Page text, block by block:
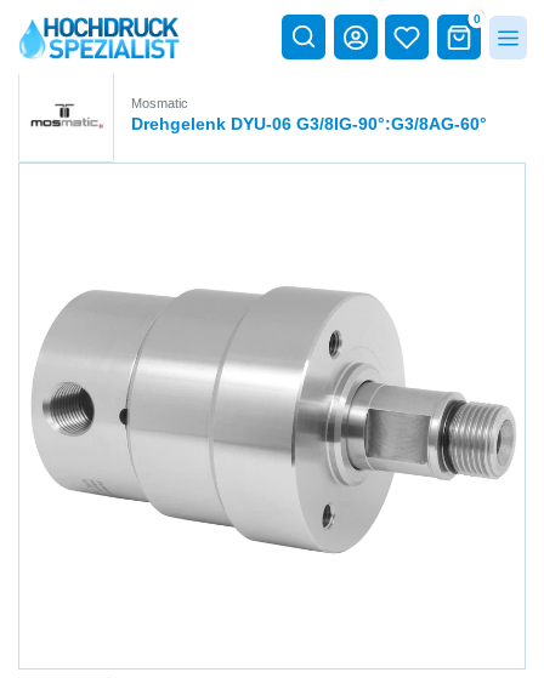
0
Mosmatic
Drehgelenk DYU-06 G3/8IG-90°:G3/8AG-60°